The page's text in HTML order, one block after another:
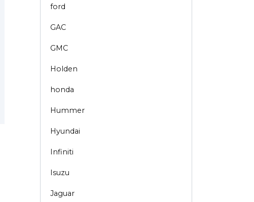
ford
GAC
GMC
Holden
honda
Hummer
Hyundai
Infiniti
Isuzu
Jaguar